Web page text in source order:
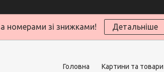
номерами зі знижками! Детальніше
Головна Картини та товари